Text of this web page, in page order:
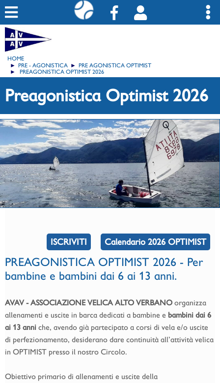
HOME
PRE - AGONISTICA
PRE AGONISTICA OPTIMIST
PREAGONISTICA OPTIMIST 2026
Preagonistica Optimist 2026
ISCRIVITI Calendario 2026 OPTIMIST
PREAGONISTICA OPTIMIST 2026 - Per
bambine e bambini dai 6 ai 13 anni.
AVAV - ASSOCIAZIONE VELICA ALTO VERBANO organizza
allenamenti e uscite in barca dedicati a bambine e bambini dai 6
ai 13 anni che, avendo già partecipato a corsi di vela e/o uscite
di perfezionamento, desiderano dare continuità all’attività velica
in OPTIMIST presso il nostro Circolo.
Obiettivo primario di allenamenti e uscite della